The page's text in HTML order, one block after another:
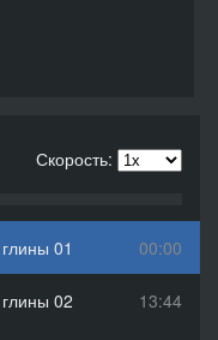
Скорость:
00:00
01
13:44
02